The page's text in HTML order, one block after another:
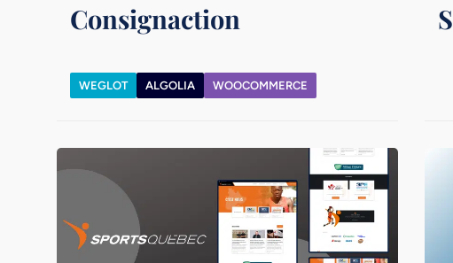
Consignaction
WEGLOT ALGOLIA WOOCOMMERCE